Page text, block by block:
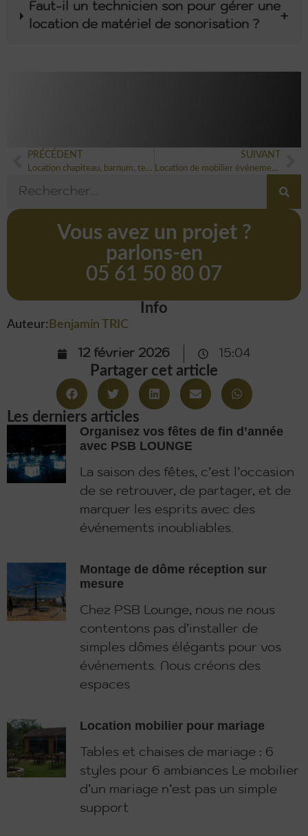
Faut-il un technicien son pour gérer une
location de matériel de sonorisation ?
+
PRÉCÉDENT
Location chapiteau, barnum, tente ou dôme événementiel : quelle structure choisir ?
SUIVANT
Location de mobilier événementiel : créez un espace élégant et confortable
Vous avez un projet ?
parlons-en
05 61 50 80 07
Info
Auteur: Benjamin TRIC
12 février 2026 15:04
Partager cet article
Les derniers articles
Organisez vos fêtes de fin d’année
avec PSB LOUNGE
La saison des fêtes, c’est l’occasion
de se retrouver, de partager, et de
marquer les esprits avec des
événements inoubliables.
Montage de dôme réception sur
mesure
Chez PSB Lounge, nous ne nous
contentons pas d’installer de
simples dômes élégants pour vos
événements. Nous créons des
espaces
Location mobilier pour mariage
Tables et chaises de mariage : 6
styles pour 6 ambiances Le mobilier
d’un mariage n’est pas un simple
support